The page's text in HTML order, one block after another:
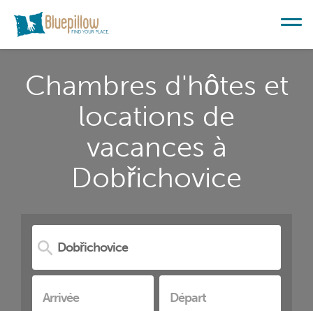
Chambres d'hôtes et
locations de
vacances à
Dobřichovice